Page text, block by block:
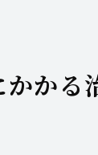
かる